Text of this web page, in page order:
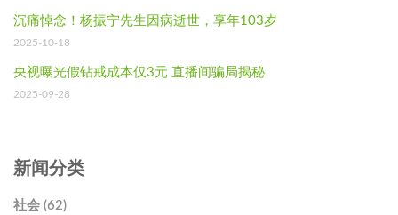
沉痛悼念！杨振宁先生因病逝世，享年103岁
2025-10-18
央视曝光假钻戒成本仅3元 直播间骗局揭秘
2025-09-28
新闻分类
社会 (62)